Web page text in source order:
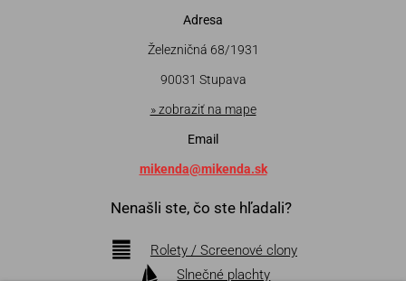
Adresa
Železničná 68/1931
90031 Stupava
» zobraziť na mape
Email
mikenda@mikenda.sk
Nenašli ste, čo ste hľadali?
Rolety / Screenové clony
Slnečné plachty